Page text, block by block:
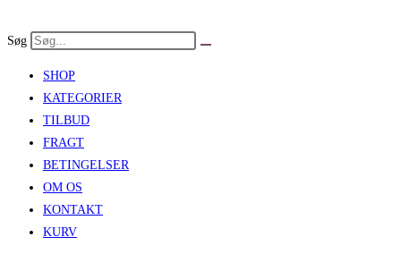
to
Søg
SHOP
KATEGORIER
TILBUD
FRAGT
BETINGELSER
OM OS
KONTAKT
KURV